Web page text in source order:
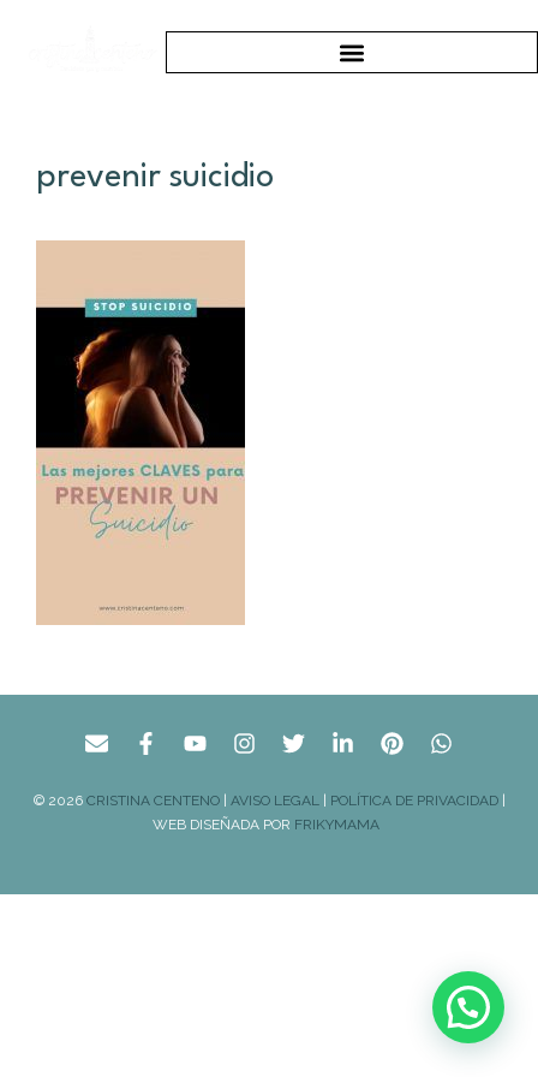
prevenir suicidio
© 2026 CRISTINA CENTENO| AVISO LEGAL| POLÍTICA DE PRIVACIDAD|
WEB DISEÑADA POR FRIKYMAMA